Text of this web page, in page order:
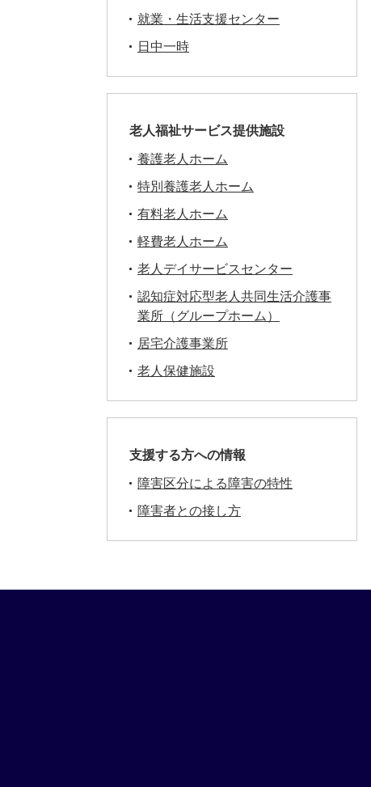
就業・生活支援センター
日中一時
老人福祉サービス提供施設
養護老人ホーム
特別養護老人ホーム
有料老人ホーム
軽費老人ホーム
老人デイサービスセンター
認知症対応型老人共同生活介護事
業所（グループホーム）
居宅介護事業所
老人保健施設
支援する方への情報
障害区分による障害の特性
障害者との接し方